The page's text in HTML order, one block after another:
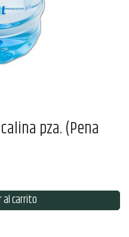
pza. (Pena
al carrito